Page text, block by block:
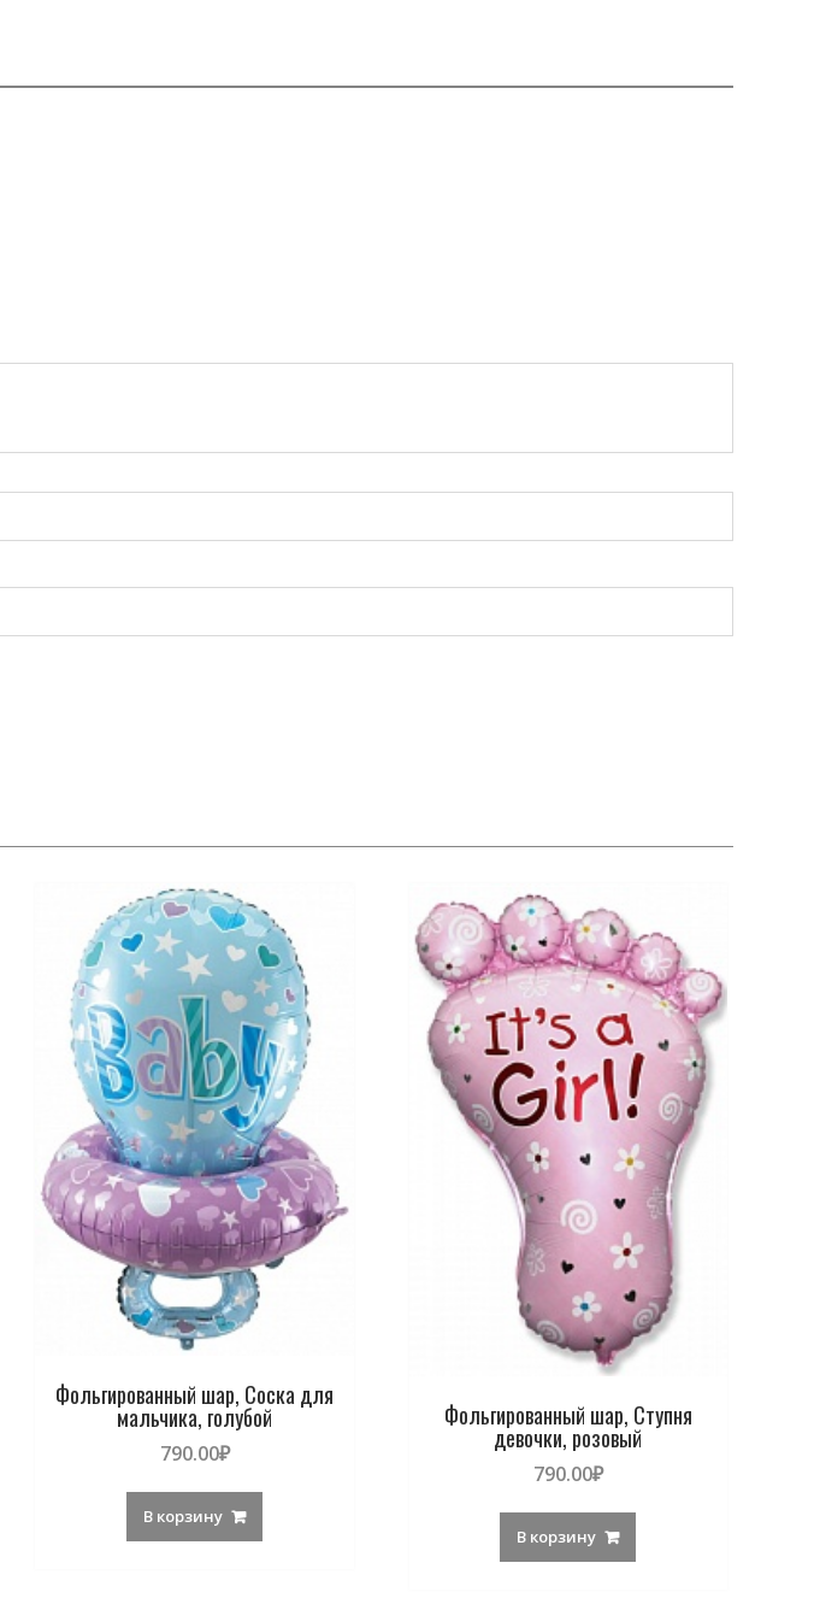
Фольгированный шар, Соска для
мальчика, голубой
790.00₽
В корзину
Фольгированный шар, Ступня
девочки, розовый
790.00₽
В корзину